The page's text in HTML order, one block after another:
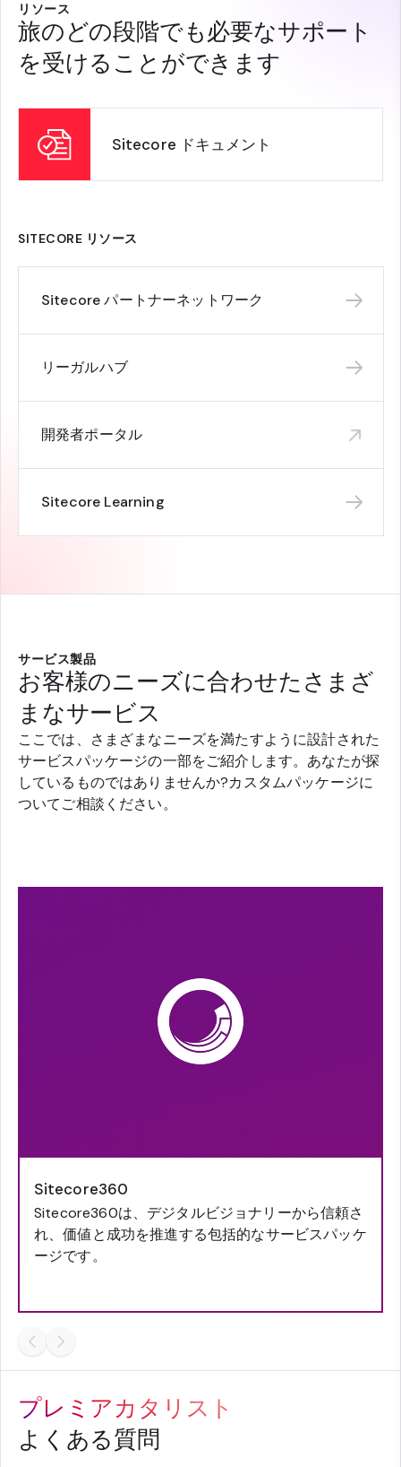
リソース
旅のどの段階でも必要なサポート
を受けることができます
Sitecore ドキュメント
SITECORE リソース
Sitecore パートナーネットワーク
リーガルハブ
開発者ポータル
Sitecore Learning
サービス製品
お客様のニーズに合わせたさまざ
まなサービス
ここでは、さまざまなニーズを満たすように設計された
サービスパッケージの一部をご紹介します。あなたが探
しているものではありませんか?カスタムパッケージに
ついてご相談ください。
Sitecore360
Sitecore360は、デジタルビジョナリーから信頼さ
れ、価値と成功を推進する包括的なサービスパッケ
ージです。
プレミアカタリスト
よくある質問